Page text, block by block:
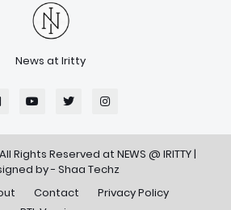
News at Iritty
Rights Reserved at NEWS @ IRITTY|
by - Shaa Techz
Contact
Privacy Policy